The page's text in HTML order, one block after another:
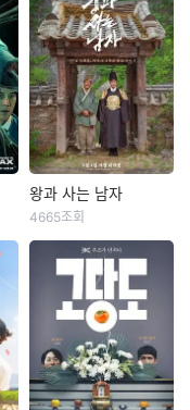
미'는 다시는 연락할
일 없을 줄 알았던
'명진'에게 도움을 요
청한다. 심상치 않은
기운을 느낀 무당 '명
진'은 곧장 일본으로
건너가 잔혹한 광경
을 마주하게 되는
데...
"99번째 오디션 낙
방! 자빠져도 다시 한
번!" 배우가 되고 싶
어 서울 자취러가 된
부산 사나이 짱구. 전
기세도 못 낼 만큼 팍
팍한 서울살이 속에
서 되는 일은 좀처럼
없다. 대사는 꼬이고,
서울말은 더 꼬이고,
다. 하지만 짱구는 넘
어지면 털고 일어나
고 쪽팔리면 더 크게
웃는다. 인생이 뜻대
로 안 풀릴 때 이렇게
버티는 방법도 있다.
무겁지 않다. 그렇다
왕과 사는 남자
유지태
“나는 이제 어디로 갑
니까…” 계유정난이
조선을 뒤흔들고 어
린 왕 이홍위는 왕위
에서 쫓겨나 유배길
에 오른다. “무슨 수
왕과 사는 남자
4665조회